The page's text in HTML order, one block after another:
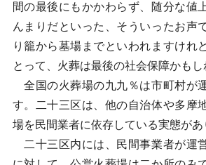
間の最後にもかかわらず、随分な値
んまりだといった、そういったお声
り籠から墓場までといわれますけれ
とって、火葬は最後の社会保障かもし
全国の火葬場の九九％は市町村が
す。二十三区は、他の自治体や多摩
場を民間業者に依存している実態があ
二十三区内には、民間事業者が運